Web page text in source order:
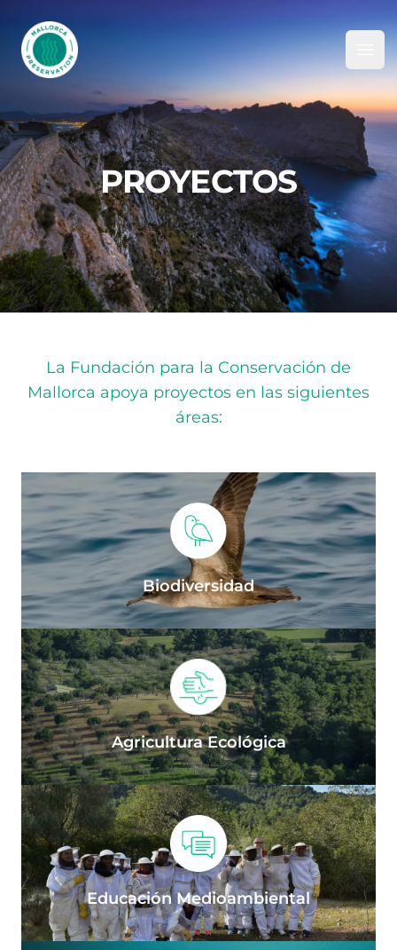
Mallorca Preservation Foundation
PROYECTOS
La Fundación para la Conservación de
Mallorca apoya proyectos en las siguientes
áreas:
Biodiversidad
Agricultura Ecológica
Educación Medioambiental